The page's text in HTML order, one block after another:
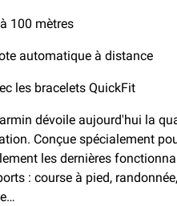
100 mètres
automatique à distance
les bracelets QuickFit
dévoile aujourd'hui la
Conçue spécialement
les dernières
: course à pied,